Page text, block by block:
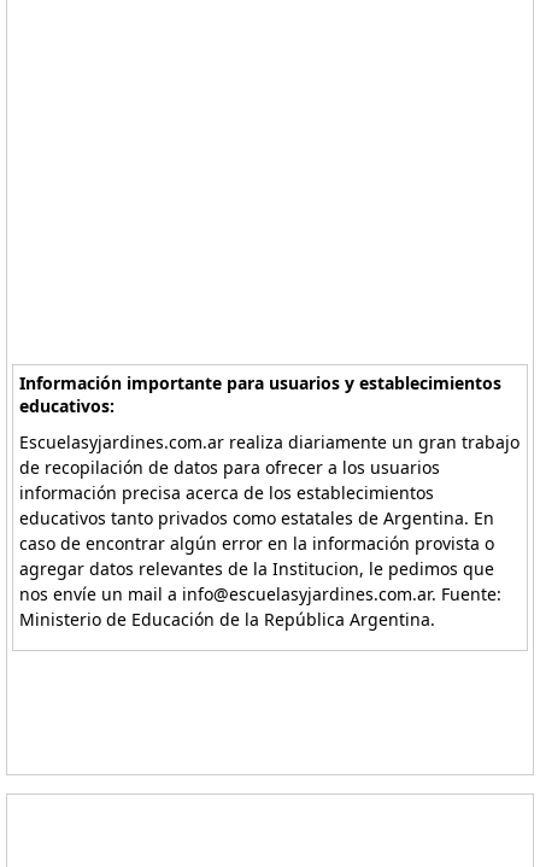
Información importante para usuarios y establecimientos
educativos:
Escuelasyjardines.com.ar realiza diariamente un gran trabajo
de recopilación de datos para ofrecer a los usuarios
información precisa acerca de los establecimientos
educativos tanto privados como estatales de Argentina. En
caso de encontrar algún error en la información provista o
agregar datos relevantes de la Institucion, le pedimos que
nos envíe un mail a info@escuelasyjardines.com.ar. Fuente:
Ministerio de Educación de la República Argentina.